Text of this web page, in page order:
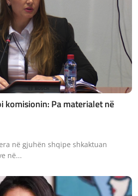
komisionin: Pa materialet në
në gjuhën shqipe shkaktuan
në...